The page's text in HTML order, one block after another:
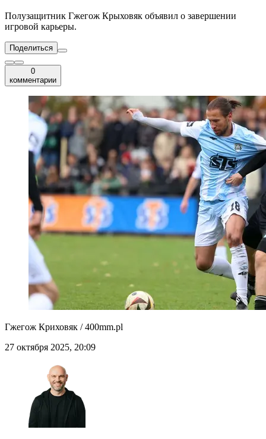
Полузащитник Гжегож Крыховяк объявил о завершении
игровой карьеры.
Поделиться
0
комментарии
Гжегож Криховяк / 400mm.pl
27 октября 2025, 20:09